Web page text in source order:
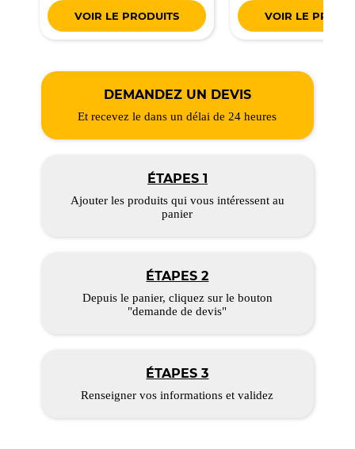
VOIR LE PRODUITS VOIR LE
DEMANDEZ UN DEVIS
Et recevez le dans un délai de 24 heures
ÉTAPES 1
Ajouter les produits qui vous intéressent au
panier
ÉTAPES 2
Depuis le panier, cliquez sur le bouton
"demande de devis"
ÉTAPES 3
Renseigner vos informations et validez